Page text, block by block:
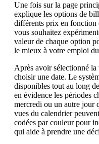
Une fois sur la page
explique les options de
différents prix en fonction
vous souhaitez
valeur de chaque option
le mieux à votre emploi
Après avoir sélectionné
choisir une date. Le
disponibles tout au long
en évidence les périodes
mercredi ou un autre jour
vues du calendrier
codées par couleur pour
qui aide à prendre une